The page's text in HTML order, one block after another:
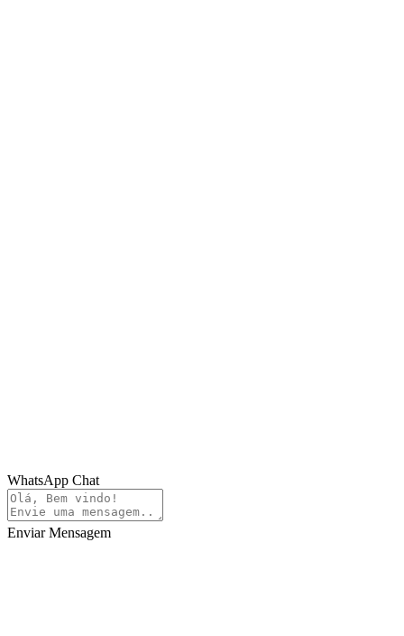
WhatsApp Chat
Enviar Mensagem